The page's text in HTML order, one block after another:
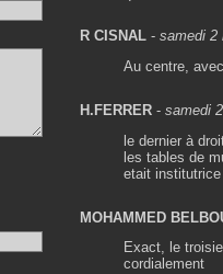
R CISNAL -samedi 2
Au centre,
H.FERRER -samedi
le dernier à
les tables de
etait institutrice
MOHAMMED
Exact, le
cordialement